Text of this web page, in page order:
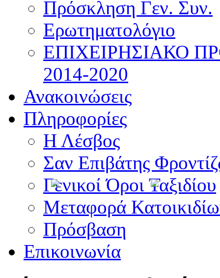
Πρόσκληση Γεν. Συν.
Ερωτηματολόγιο
ΕΠΙΧΕΙΡΗΣΙΑΚΟ
2014-2020
Ανακοινώσεις
Πληροφορίες
Η Λέσβος
Σαν Επιβάτης
Γενικοί Όροι Ταξιδίου
Μεταφορά
Πρόσβαση
Επικοινωνία